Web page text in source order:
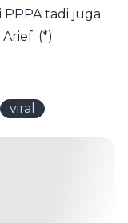
tadi juga
(*)
viral